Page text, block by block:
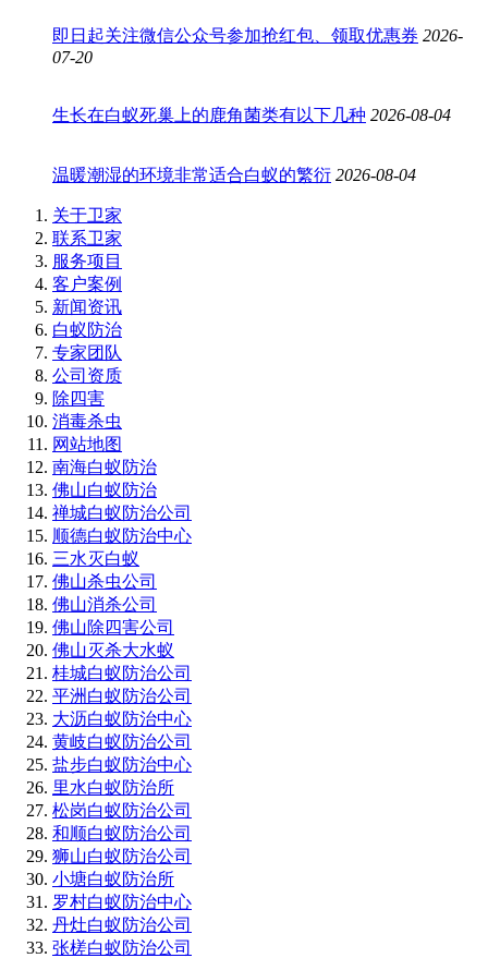
即日起关注微信公众号参加抢红包、领取优惠券 2026-
07-20
生长在白蚁死巢上的鹿角菌类有以下几种 2026-08-04
温暖潮湿的环境非常适合白蚁的繁衍 2026-08-04
关于卫家
联系卫家
服务项目
客户案例
新闻资讯
白蚁防治
专家团队
公司资质
除四害
消毒杀虫
网站地图
南海白蚁防治
佛山白蚁防治
禅城白蚁防治公司
顺德白蚁防治中心
三水灭白蚁
佛山杀虫公司
佛山消杀公司
佛山除四害公司
佛山灭杀大水蚁
桂城白蚁防治公司
平洲白蚁防治公司
大沥白蚁防治中心
黄岐白蚁防治公司
盐步白蚁防治中心
里水白蚁防治所
松岗白蚁防治公司
和顺白蚁防治公司
狮山白蚁防治公司
小塘白蚁防治所
罗村白蚁防治中心
丹灶白蚁防治公司
张槎白蚁防治公司